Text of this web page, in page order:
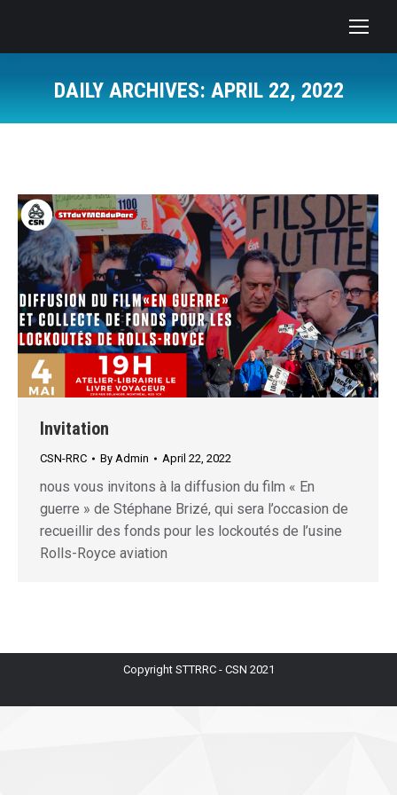
DAILY ARCHIVES: APRIL 22, 2022
Invitation
CSN-RRC By Admin April 22, 2022
nous vous invitons à la diffusion du film « En
guerre » de Stéphane Brizé, qui sera l’occasion de
recueillir des fonds pour les lockoutés de l’usine
Rolls-Royce aviation
Copyright STTRRC - CSN 2021